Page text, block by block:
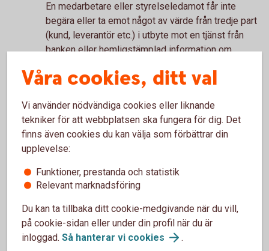
En medarbetare eller styrelseledamot får inte
begära eller ta emot något av värde från tredje part
(kund, leverantör etc.) i utbyte mot en tjänst från
banken eller hemligstämplad information om
något av värde i samband med en tjänst som
Närståendes bankärenden
Egna bankaffärer, eller bankaffärer för närstående
eller för andra i medarbetarens direkta närhet, där
genomföras utan ska lämnas vidare till en kollega.
Incitament
Banken erhåller incitament som härör från
försäljning av olika finansiella instrument. Dessa
Våra cookies, ditt val
Vi använder nödvändiga cookies eller liknande
tekniker för att webbplatsen ska fungera för dig. Det
finns även cookies du kan välja som förbättrar din
upplevelse:
Funktioner, prestanda och statistik
Relevant marknadsföring
Du kan ta tillbaka ditt cookie-medgivande när du vill,
på cookie-sidan eller under din profil när du är
inloggad. Så hanterar vi cookies .